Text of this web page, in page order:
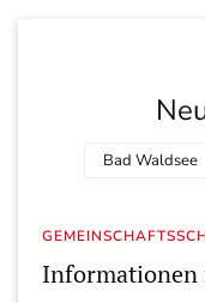
Bad Waldsee
Informationen